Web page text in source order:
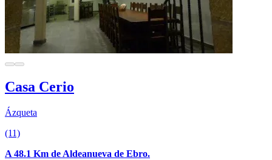
Casa Cerio
Ázqueta
(11)
A 48.1 Km de Aldeanueva de Ebro.